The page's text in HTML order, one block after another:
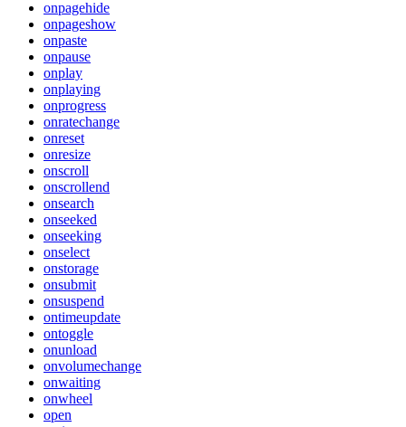
onpagehide
onpageshow
onpaste
onpause
onplay
onplaying
onprogress
onratechange
onreset
onresize
onscroll
onscrollend
onsearch
onseeked
onseeking
onselect
onstorage
onsubmit
onsuspend
ontimeupdate
ontoggle
onunload
onvolumechange
onwaiting
onwheel
open